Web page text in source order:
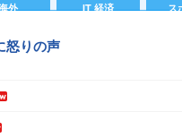
外 IT 経済 ス
怒りの声